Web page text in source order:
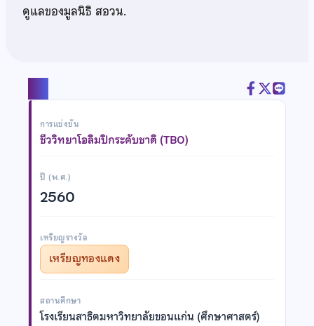
ดูแลของมูลนิธิ สอวน.
การแข่งขัน
ชีววิทยาโอลิมปิกระดับชาติ (TBO)
ปี (พ.ศ.)
2560
เหรียญรางวัล
เหรียญทองแดง
สถานศึกษา
โรงเรียนสาธิตมหาวิทยาลัยขอนแก่น (ศึกษาศาสตร์)